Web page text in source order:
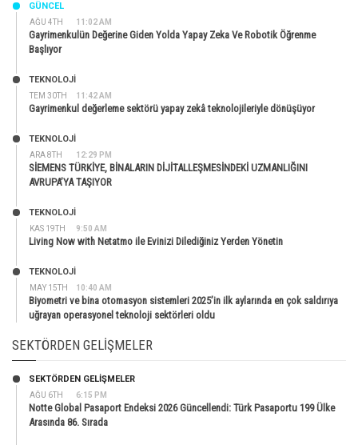
AĞU 4TH 11:02 AM
GÜNCEL
Gayrimenkulün Değerine Giden Yolda Yapay Zeka Ve Robotik Öğrenme
Başlıyor
TEM 30TH 11:42 AM
TEKNOLOJİ
Gayrimenkul değerleme sektörü yapay zekâ teknolojileriyle dönüşüyor
ARA 8TH 12:29 PM
TEKNOLOJİ
SİEMENS TÜRKİYE, BİNALARIN DİJİTALLEŞMESİNDEKİ UZMANLIĞINI
AVRUPA’YA TAŞIYOR
KAS 19TH 9:50 AM
TEKNOLOJİ
Living Now with Netatmo ile Evinizi Dilediğiniz Yerden Yönetin
MAY 15TH 10:40 AM
TEKNOLOJİ
Biyometri ve bina otomasyon sistemleri 2025’in ilk aylarında en çok saldırıya
uğrayan operasyonel teknoloji sektörleri oldu
SEKTÖRDEN GELIŞMELER
AĞU 6TH 6:15 PM
SEKTÖRDEN GELIŞMELER
Notte Global Pasaport Endeksi 2026 Güncellendi: Türk Pasaportu 199 Ülke
Arasında 86. Sırada